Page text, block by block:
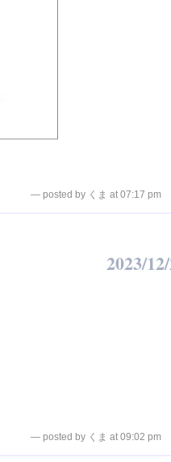
— posted by くま at 07:17 pm
2023/
— posted by くま at 09:02 pm